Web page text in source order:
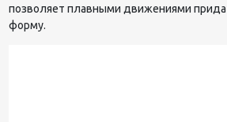
позволяет плавными движениями
форму.